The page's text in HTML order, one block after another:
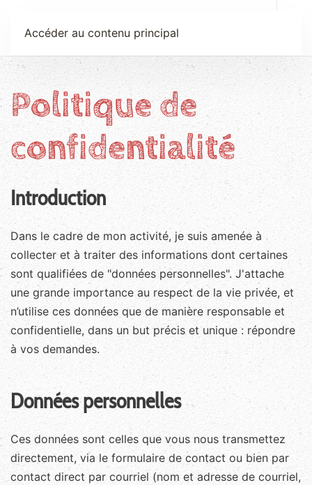
Accéder au contenu principal
Anne Le Bot
Politique de
confidentialité
Introduction
Dans le cadre de mon activité, je suis amenée à
collecter et à traiter des informations dont certaines
sont qualifiées de "données personnelles". J'attache
une grande importance au respect de la vie privée, et
n’utilise ces données que de manière responsable et
confidentielle, dans un but précis et unique : répondre
à vos demandes.
Données personnelles
Ces données sont celles que vous nous transmettez
directement, via le formulaire de contact ou bien par
contact direct par courriel (nom et adresse de courriel,